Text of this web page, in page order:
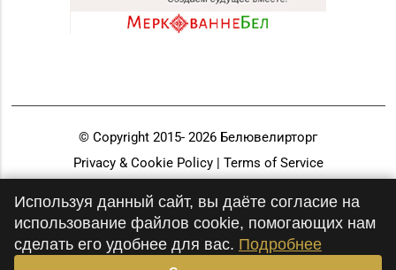
© Copyright 2015- 2026 Белювелирторг
Privacy & Cookie Policy | Terms of Service
Используя данный сайт, вы даёте согласие на
использование файлов cookie, помогающих нам
сделать его удобнее для вас. Подробнее